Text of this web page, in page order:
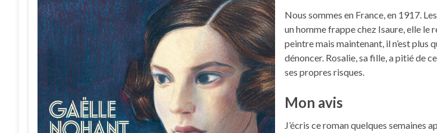
Nous sommes en France, en 1917.
un homme frappe chez Isaure, elle
peintre mais maintenant, il n’est plus
dénoncer. Rosalie, sa fille, a pitié de
ses propres risques.
Mon avis
J’écris ce roman quelques semaines